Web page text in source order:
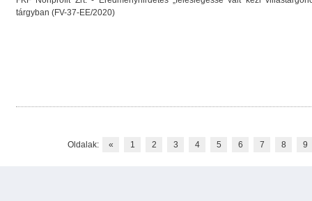
tárgyban (FV-37-EE/2020)
Oldalak: « 1 2 3 4 5 6 7 8 9